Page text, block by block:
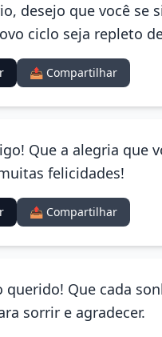
desejo que você se
ciclo seja repleto
📤 Compartilhar
Que a alegria que
felicidades!
📤 Compartilhar
querido! Que cada
sorrir e agradecer.